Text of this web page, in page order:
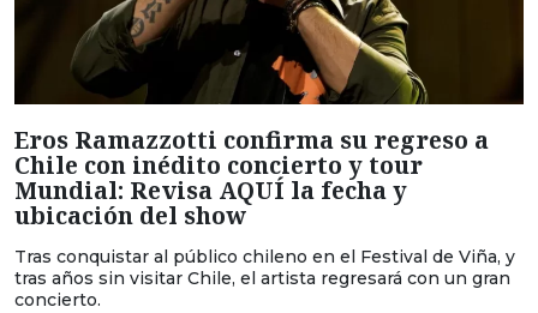
Eros Ramazzotti confirma su regreso a
Chile con inédito concierto y tour
Mundial: Revisa AQUÍ la fecha y
ubicación del show
Tras conquistar al público chileno en el Festival de Viña, y
tras años sin visitar Chile, el artista regresará con un gran
concierto.